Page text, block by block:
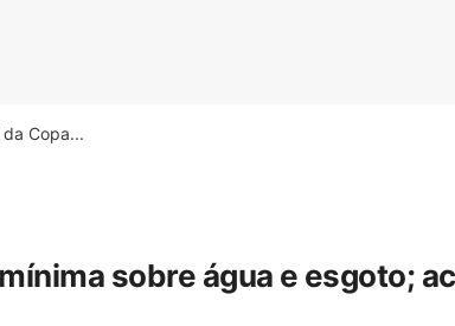
Copa...
sobre água e esgoto;